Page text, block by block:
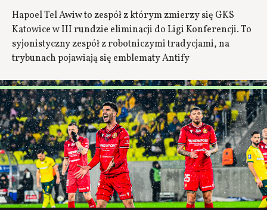
Hapoel Tel Awiw to zespół z którym zmierzy się GKS
Katowice w III rundzie eliminacji do Ligi Konferencji. To
syjonistyczny zespół z robotniczymi tradycjami, na
trybunach pojawiają się emblematy Antify